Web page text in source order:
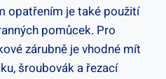
opatřením je také použití
pomůcek. Pro
zárubně je vhodné mít
šroubovák a řezací